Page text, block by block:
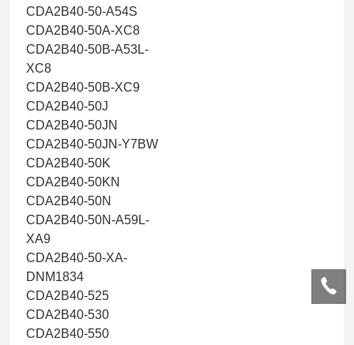
CDA2B40-50-A54S
CDA2B40-50A-XC8
CDA2B40-50B-A53L-
XC8
CDA2B40-50B-XC9
CDA2B40-50J
CDA2B40-50JN
CDA2B40-50JN-Y7BW
CDA2B40-50K
CDA2B40-50KN
CDA2B40-50N
CDA2B40-50N-A59L-
XA9
CDA2B40-50-XA-
DNM1834
CDA2B40-525
CDA2B40-530
CDA2B40-550